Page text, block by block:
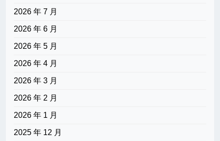
2026 年 7 月
2026 年 6 月
2026 年 5 月
2026 年 4 月
2026 年 3 月
2026 年 2 月
2026 年 1 月
2025 年 12 月